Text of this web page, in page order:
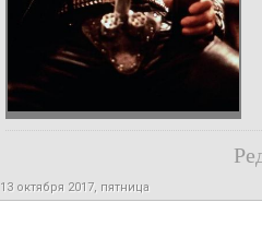
13 октября 2017, пятница